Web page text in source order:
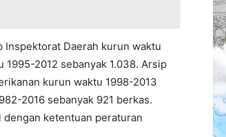
Inspektorat Daerah kurun waktu
1995-2012 sebanyak 1.038. Arsip
kurun waktu 1998-2013
2016 sebanyak 921 berkas.
dengan ketentuan peraturan